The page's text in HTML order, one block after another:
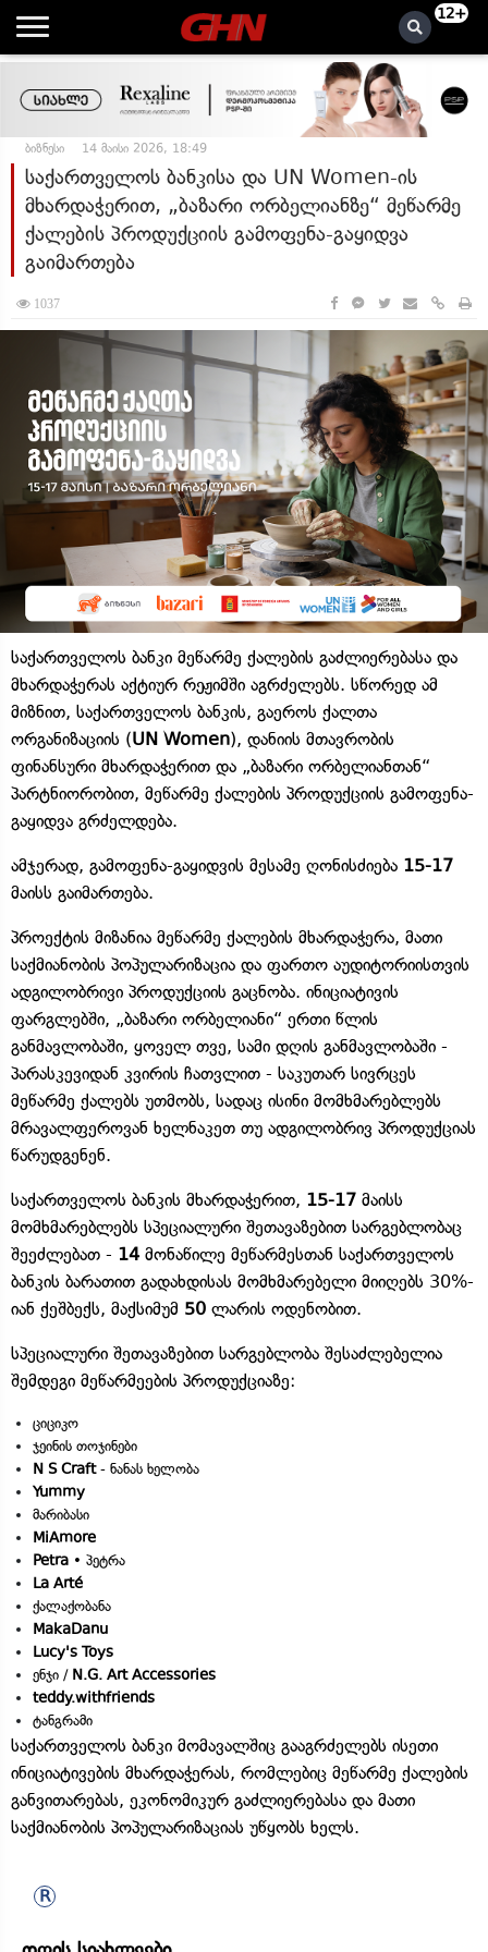
12+
ბიზნესი 14 მაისი 2026, 18:49
საქართველოს ბანკისა და UN Women-ის
მხარდაჭერით, „ბაზარი ორბელიანზე“ მეწარმე
ქალების პროდუქციის გამოფენა-გაყიდვა
გაიმართება
1037
საქართველოს ბანკი მეწარმე ქალების გაძლიერებასა და
მხარდაჭერას აქტიურ რეჟიმში აგრძელებს. სწორედ ამ
მიზნით, საქართველოს ბანკის, გაეროს ქალთა
ორგანიზაციის (UN Women), დანიის მთავრობის
ფინანსური მხარდაჭერით და „ბაზარი ორბელიანთან“
პარტნიორობით, მეწარმე ქალების პროდუქციის გამოფენა-
გაყიდვა გრძელდება.
ამჯერად, გამოფენა-გაყიდვის მესამე ღონისძიება 15-17
მაისს გაიმართება.
პროექტის მიზანია მეწარმე ქალების მხარდაჭერა, მათი
საქმიანობის პოპულარიზაცია და ფართო აუდიტორიისთვის
ადგილობრივი პროდუქციის გაცნობა. ინიციატივის
ფარგლებში, „ბაზარი ორბელიანი“ ერთი წლის
განმავლობაში, ყოველ თვე, სამი დღის განმავლობაში -
პარასკევიდან კვირის ჩათვლით - საკუთარ სივრცეს
მეწარმე ქალებს უთმობს, სადაც ისინი მომხმარებლებს
მრავალფეროვან ხელნაკეთ თუ ადგილობრივ პროდუქციას
წარუდგენენ.
საქართველოს ბანკის მხარდაჭერით, 15-17 მაისს
მომხმარებლებს სპეციალური შეთავაზებით სარგებლობაც
შეეძლებათ - 14 მონაწილე მეწარმესთან საქართველოს
ბანკის ბარათით გადახდისას მომხმარებელი მიიღებს 30%-
იან ქეშბექს, მაქსიმუმ 50 ლარის ოდენობით.
სპეციალური შეთავაზებით სარგებლობა შესაძლებელია
შემდეგი მეწარმეების პროდუქციაზე:
ციციკო
ჯეინის თოჯინები
N S Craft - ნანას ხელობა
Yummy
მარიბასი
MiAmore
Petra • პეტრა
La Arté
ქალაქობანა
MakaDanu
Lucy's Toys
ენჯი / N.G. Art Accessories
teddy.withfriends
ტანგრამი
საქართველოს ბანკი მომავალშიც გააგრძელებს ისეთი
ინიციატივების მხარდაჭერას, რომლებიც მეწარმე ქალების
განვითარებას, ეკონომიკურ გაძლიერებასა და მათი
საქმიანობის პოპულარიზაციას უწყობს ხელს.